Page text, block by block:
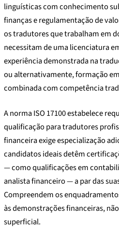
linguísticas com conhecimento
finanças e regulamentação de
os tradutores que trabalham em
necessitam de uma licenciatura
experiência demonstrada na
ou alternativamente, formação
combinada com competência
A norma ISO 17100 estabelece
qualificação para tradutores
financeira exige especialização
candidatos ideais detêm
— como qualificações em
analista financeiro — a par das
Compreendem os
às demonstrações financeiras,
superficial.